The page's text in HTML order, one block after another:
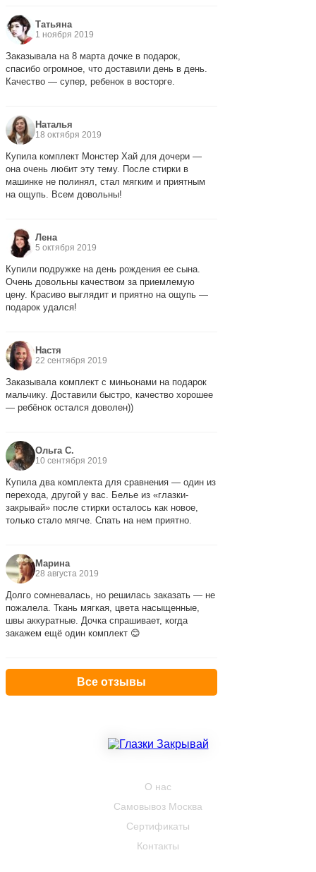
Татьяна
1 ноября 2019
Заказывала на 8 марта дочке в подарок,
спасибо огромное, что доставили день в день.
Качество — супер, ребенок в восторге.
Наталья
18 октября 2019
Купила комплект Монстер Хай для дочери —
она очень любит эту тему. После стирки в
машинке не полинял, стал мягким и приятным
на ощупь. Всем довольны!
Лена
5 октября 2019
Купили подружке на день рождения ее сына.
Очень довольны качеством за приемлемую
цену. Красиво выглядит и приятно на ощупь —
подарок удался!
Настя
22 сентября 2019
Заказывала комплект с миньонами на подарок
мальчику. Доставили быстро, качество хорошее
— ребёнок остался доволен))
Ольга С.
10 сентября 2019
Купила два комплекта для сравнения — один из
перехода, другой у вас. Белье из «глазки-
закрывай» после стирки осталось как новое,
только стало мягче. Спать на нем приятно.
Марина
28 августа 2019
Долго сомневалась, но решилась заказать — не
пожалела. Ткань мягкая, цвета насыщенные,
швы аккуратные. Дочка спрашивает, когда
закажем ещё один комплект 😊
Все отзывы
О нас
Самовывоз Москва
Сертификаты
Контакты